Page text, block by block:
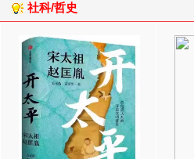
社科/哲史